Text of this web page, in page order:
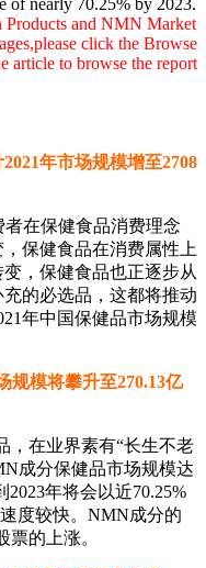
of nearly 70.25% by 2023.
Products and NMN Market
click the Browse
article to browse the report
年市场规模增至2708
在保健食品消费理念
保健食品在消费属性上
，保健食品也正逐步从
的必选品，这都将推动
年中国保健品市场规模
规模将攀升至270.13亿
在业界素有“长生不老
成分保健品市场规模达
2023年将会以近70.25%
度较快。NMN成分的
的上涨。